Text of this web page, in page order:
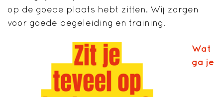
op de goede plaats hebt zitten. Wij zorgen
voor goede begeleiding en training.
Wat
ga je